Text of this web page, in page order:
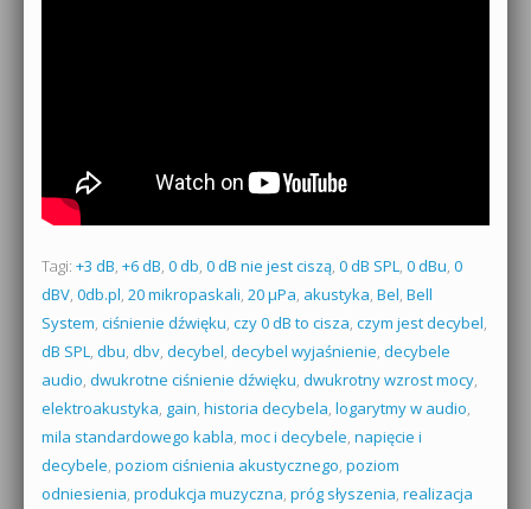
Tagi: +3 dB, +6 dB, 0 db, 0 dB nie jest ciszą, 0 dB SPL, 0 dBu, 0
dBV, 0db.pl, 20 mikropaskali, 20 µPa, akustyka, Bel, Bell
System, ciśnienie dźwięku, czy 0 dB to cisza, czym jest decybel,
dB SPL, dbu, dbv, decybel, decybel wyjaśnienie, decybele
audio, dwukrotne ciśnienie dźwięku, dwukrotny wzrost mocy,
elektroakustyka, gain, historia decybela, logarytmy w audio,
mila standardowego kabla, moc i decybele, napięcie i
decybele, poziom ciśnienia akustycznego, poziom
odniesienia, produkcja muzyczna, próg słyszenia, realizacja